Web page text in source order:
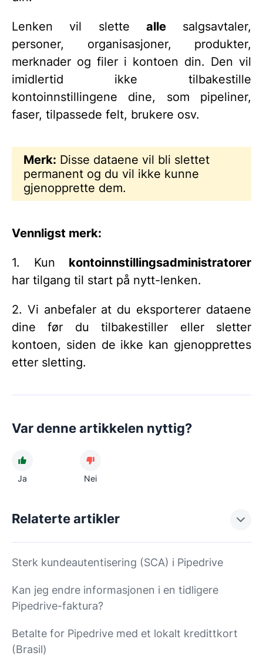
Lenken vil slette allesalgsavtaler,
personer, organisasjoner, produkter,
merknader og filer i kontoen din. Den vil
imidlertid ikke tilbakestille
kontoinnstillingene dine, som pipeliner,
faser, tilpassede felt, brukere osv.
Merk: Disse dataene vil bli slettet
permanent og du vil ikke kunne
gjenopprette dem.
Vennligst merk:
1. Kun kontoinnstillingsadministratorer
har tilgang til start på nytt-lenken.
2. Vi anbefaler at du eksporterer dataene
dine før du tilbakestiller eller sletter
kontoen, siden de ikke kan gjenopprettes
etter sletting.
Var denne artikkelen nyttig?
Ja Nei
Relaterte artikler
Sterk kundeautentisering (SCA) i Pipedrive
Kan jeg endre informasjonen i en tidligere
Pipedrive-faktura?
Betalte for Pipedrive med et lokalt kredittkort
(Brasil)